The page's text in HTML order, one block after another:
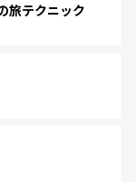
旅テクニック